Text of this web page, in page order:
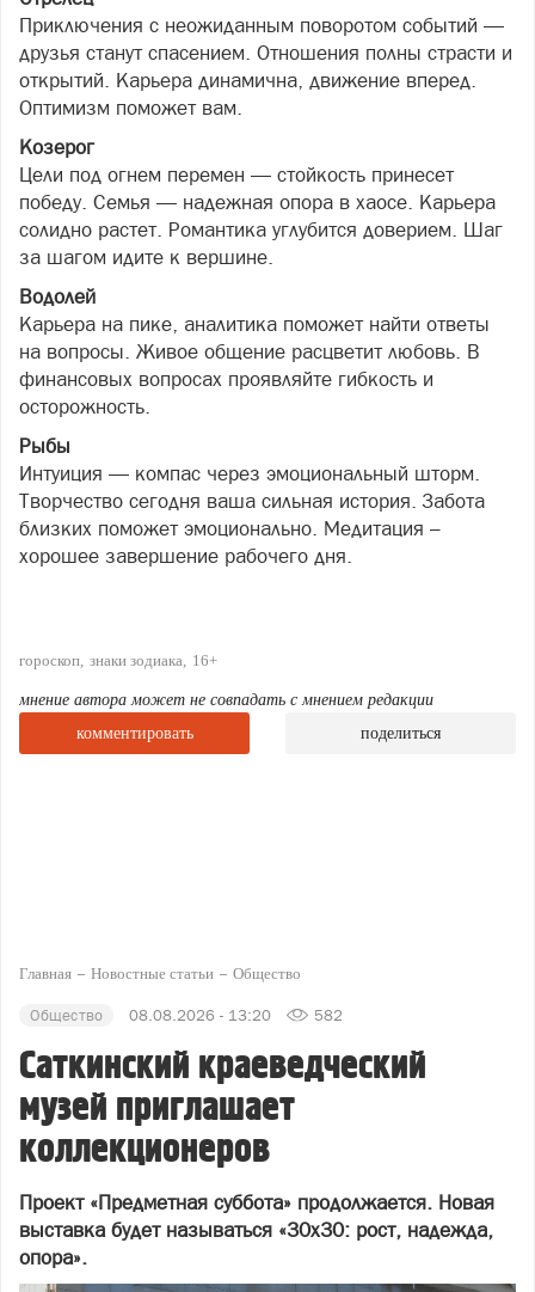
Приключения с неожиданным поворотом событий —
друзья станут спасением. Отношения полны страсти и
открытий. Карьера динамична, движение вперед.
Оптимизм поможет вам.
Козерог
Цели под огнем перемен — стойкость принесет
победу. Семья — надежная опора в хаосе. Карьера
солидно растет. Романтика углубится доверием. Шаг
за шагом идите к вершине.
Водолей
Карьера на пике, аналитика поможет найти ответы
на вопросы. Живое общение расцветит любовь. В
финансовых вопросах проявляйте гибкость и
осторожность.
Рыбы
Интуиция — компас через эмоциональный шторм.
Творчество сегодня ваша сильная история. Забота
близких поможет эмоционально. Медитация –
хорошее завершение рабочего дня.
гороскоп знаки зодиака 16+
мнение автора может не совпадать с мнением редакции
комментировать
поделиться
Главная Новостные статьи Общество
Общество 08.08.2026 - 13:20 582
Саткинский краеведческий
музей приглашает
коллекционеров
Проект «Предметная суббота» продолжается. Новая
выставка будет называться «30х30: рост, надежда,
опора».